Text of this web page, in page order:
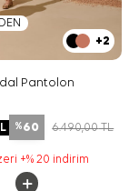
+2
Pantolon
%60 6.490,00TL
+% 20 indirim